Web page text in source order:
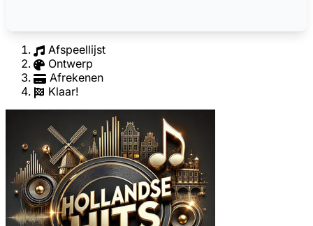
Afspeellijst
Ontwerp
Afrekenen
Klaar!